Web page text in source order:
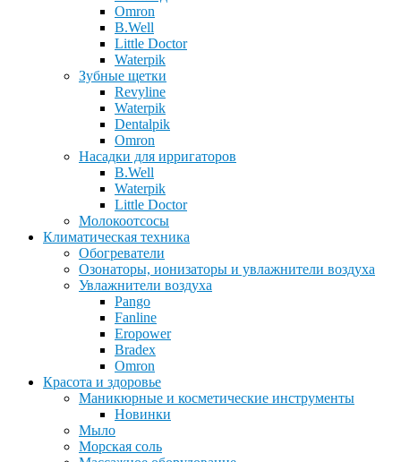
Omron
B.Well
Little Doctor
Waterpik
Зубные щетки
Revyline
Waterpik
Dentalpik
Omron
Насадки для ирригаторов
B.Well
Waterpik
Little Doctor
Молокоотсосы
Климатическая техника
Обогреватели
Озонаторы, ионизаторы и увлажнители воздуха
Увлажнители воздуха
Pango
Fanline
Eropower
Bradex
Omron
Красота и здоровье
Маникюрные и косметические инструменты
Новинки
Мыло
Морская соль